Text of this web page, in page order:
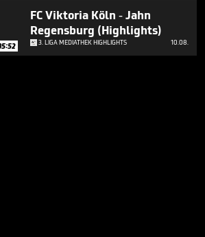
FC Viktoria Köln - Jahn
Regensburg (Highlights)
3. LIGA MEDIATHEK HIGHLIGHTS 10.08.